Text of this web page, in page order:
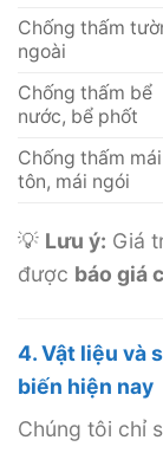
Chống thấm
ngoài
Chống thấm bể
nước, bể phốt
Chống thấm mái
tôn, mái ngói
💡 Lưu ý: Giá
được báo giá
4. Vật liệu và
biến hiện nay
Chúng tôi chỉ